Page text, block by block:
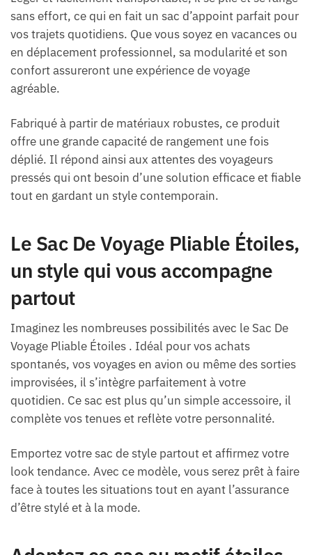
sans effort, ce qui en fait un sac d’appoint parfait pour
vos trajets quotidiens. Que vous soyez en vacances ou
en déplacement professionnel, sa modularité et son
confort assureront une expérience de voyage
agréable.
Fabriqué à partir de matériaux robustes, ce produit
offre une grande capacité de rangement une fois
déplié. Il répond ainsi aux attentes des voyageurs
pressés qui ont besoin d’une solution efficace et fiable
tout en gardant un style contemporain.
Le Sac De Voyage Pliable Étoiles,
un style qui vous accompagne
partout
Imaginez les nombreuses possibilités avec le Sac De
Voyage Pliable Étoiles . Idéal pour vos achats
spontanés, vos voyages en avion ou même des sorties
improvisées, il s’intègre parfaitement à votre
quotidien. Ce sac est plus qu’un simple accessoire, il
complète vos tenues et reflète votre personnalité.
Emportez votre sac de style partout et affirmez votre
look tendance. Avec ce modèle, vous serez prêt à faire
face à toutes les situations tout en ayant l’assurance
d’être stylé et à la mode.